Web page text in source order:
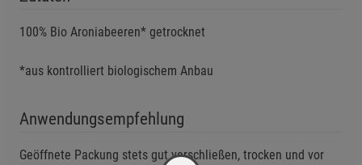
100% Bio Aroniabeeren* getrocknet
*aus kontrolliert biologischem Anbau
Anwendungsempfehlung
Geöffnete Packung stets gut verschließen, trocken und vor